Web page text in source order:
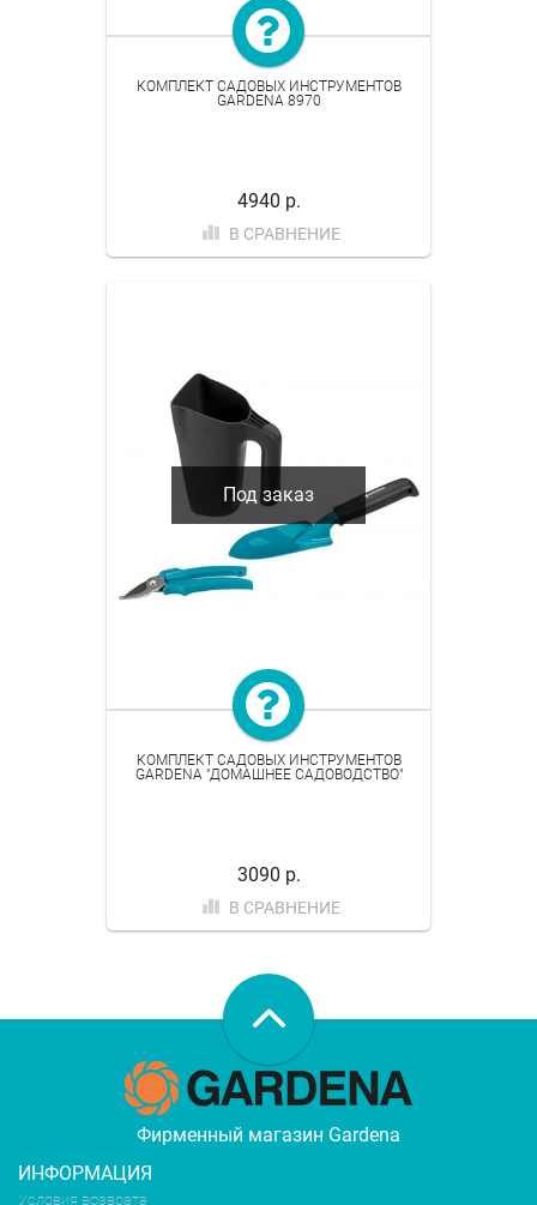
КОМПЛЕКТ САДОВЫХ ИНСТРУМЕНТОВ
GARDENA 8970
4940 р.
В СРАВНЕНИЕ
Под заказ
КОМПЛЕКТ САДОВЫХ ИНСТРУМЕНТОВ
GARDENA "ДОМАШНЕЕ САДОВОДСТВО"
3090 р.
В СРАВНЕНИЕ
Фирменный магазин Gardena
ИНФОРМАЦИЯ
Условия возврата